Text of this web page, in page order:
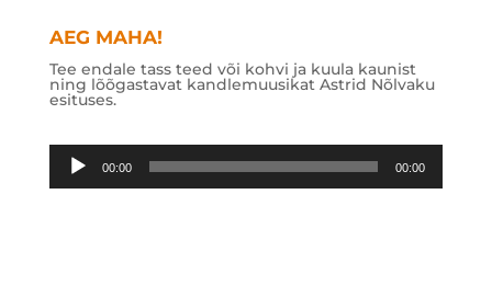
AEG MAHA!
Tee endale tass teed või kohvi ja kuula kaunist
ning lõõgastavat kandlemuusikat Astrid Nõlvaku
esituses.
Audioesitaja
00:00 00:00